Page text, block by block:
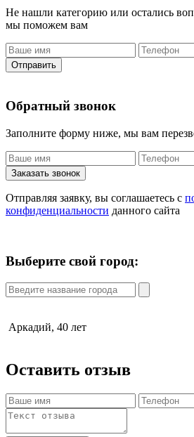
Не нашли категорию или остались
мы поможем вам
Отправить
Обратный звонок
Заполните форму ниже, мы вам
Заказать звонок
Отправляя заявку, вы соглашаетесь с
конфиденциальности данного сайта
Выберите свой город:
Аркадий, 40 лет
Оставить отзыв